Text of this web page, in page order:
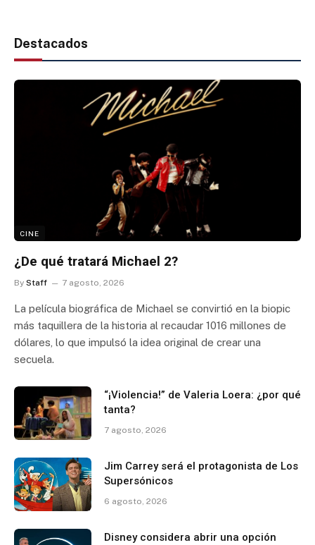
Destacados
CINE
¿De qué tratará Michael 2?
By Staff 7 agosto, 2026
La película biográfica de Michael se convirtió en la biopic
más taquillera de la historia al recaudar 1016 millones de
dólares, lo que impulsó la idea original de crear una
secuela.
“¡Violencia!” de Valeria Loera: ¿por qué
tanta?
7 agosto, 2026
Jim Carrey será el protagonista de Los
Supersónicos
6 agosto, 2026
Disney considera abrir una opción